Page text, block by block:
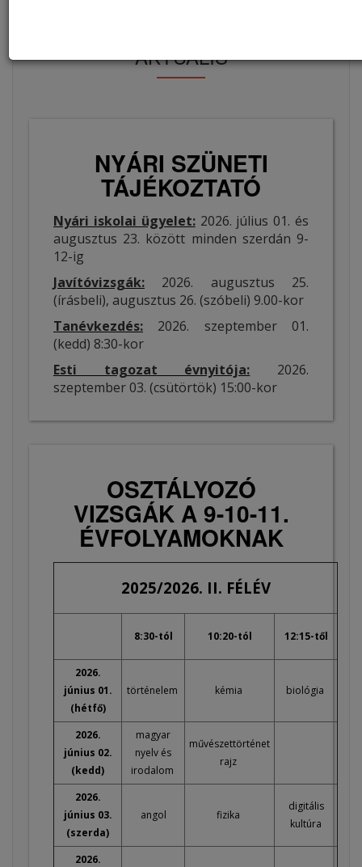
AKTUÁLIS
NYÁRI SZÜNETI
TÁJÉKOZTATÓ
Nyári iskolai ügyelet:2026. július 01. és
augusztus 23. között minden szerdán 9-
12-ig
Javítóvizsgák: 2026. augusztus 25.
(írásbeli), augusztus 26. (szóbeli) 9.00-kor
Tanévkezdés: 2026. szeptember 01.
(kedd) 8:30-kor
Esti tagozat évnyitója: 2026.
szeptember 03. (csütörtök) 15:00-kor
OSZTÁLYOZÓ
VIZSGÁK A 9-10-11.
ÉVFOLYAMOKNAK
2025/2026. II. FÉLÉV
8:30-tól 10:20-tól 12:15-től
2026.
június 01.
(hétfő)
történelem kémia biológia
2026.
június 02.
(kedd)
magyar
nyelv és
irodalom
művészettörténet
rajz
2026.
június 03.
(szerda)
angol fizika
digitális
kultúra
2026.